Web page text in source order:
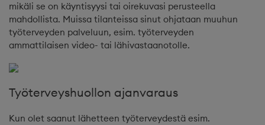
mikäli se on käyntisyysi tai oirekuvasi perusteella
mahdollista. Muissa tilanteissa sinut ohjataan muuhun
työterveyden palveluun, esim. työterveyden
ammattilaisen video- tai lähivastaanotolle.
Työterveyshuollon ajanvaraus
Kun olet saanut lähetteen työterveydestä esim.